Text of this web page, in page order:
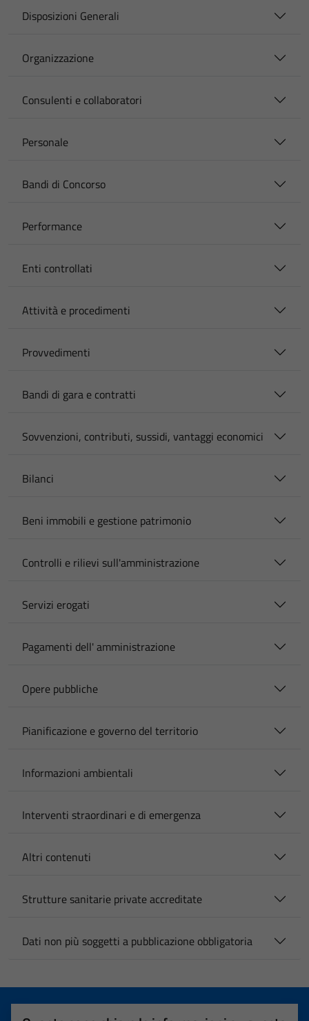
Disposizioni Generali
Organizzazione
Consulenti e collaboratori
Personale
Bandi di Concorso
Performance
Enti controllati
Attività e procedimenti
Provvedimenti
Bandi di gara e contratti
Sovvenzioni, contributi, sussidi, vantaggi economici
Bilanci
Beni immobili e gestione patrimonio
Controlli e rilievi sull'amministrazione
Servizi erogati
Pagamenti dell' amministrazione
Opere pubbliche
Pianificazione e governo del territorio
Informazioni ambientali
Interventi straordinari e di emergenza
Altri contenuti
Strutture sanitarie private accreditate
Dati non più soggetti a pubblicazione obbligatoria